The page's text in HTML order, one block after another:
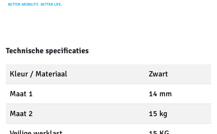
Technische specificaties
Kleur / Materiaal Zwart
Maat 1 14 mm
Maat 2 15 kg